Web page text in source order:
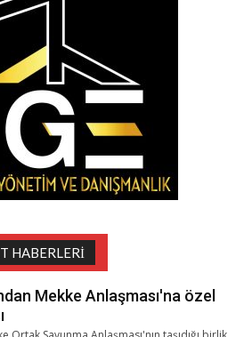
HABERLERI
Mekke Anlaşması'na özel